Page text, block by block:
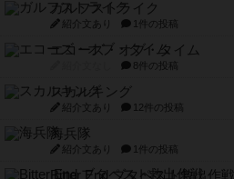
ガルフストライク
紹介文あり 1件の投稿
エコーズ・オブ・タイム
8件の投稿
スカルキング
紹介文あり 12件の投稿
海兵隊
紹介文あり 1件の投稿
Bitter End ブタペスト救出作戦